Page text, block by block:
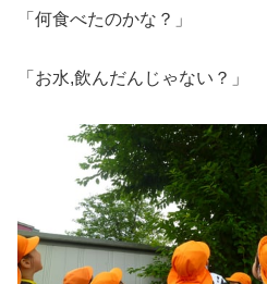
「何食べたのかな？」
「お水,飲んだんじゃない？」